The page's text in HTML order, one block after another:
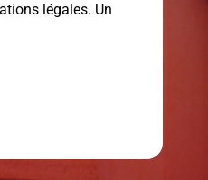
légales. Un